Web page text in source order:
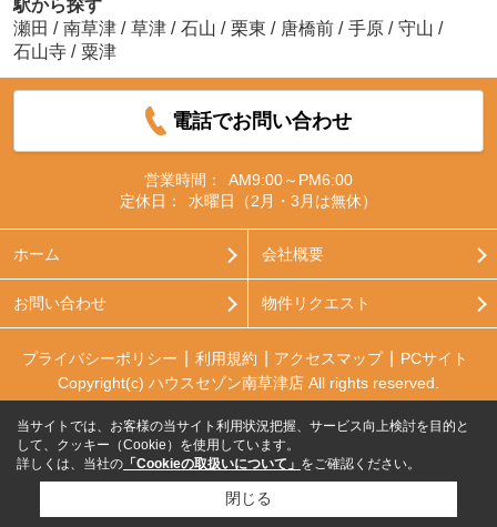
駅から探す
瀬田 / 南草津 / 草津 / 石山 / 栗東 / 唐橋前 / 手原 / 守山 /
石山寺 / 粟津
電話でお問い合わせ
営業時間：
AM9:00～PM6:00
定休日：
水曜日（2月・3月は無休）
ホーム 会社概要
お問い合わせ 物件リクエスト
プライバシーポリシー 利用規約 アクセスマップ
PCサイト
Copyright(c) ハウスセゾン南草津店 All rights reserved.
当サイトでは、お客様の当サイト利用状況把握、サービス向上検討を目的と
して、クッキー（Cookie）を使用しています。
詳しくは、当社の 「Cookieの取扱いについて」 をご確認ください。
閉じる